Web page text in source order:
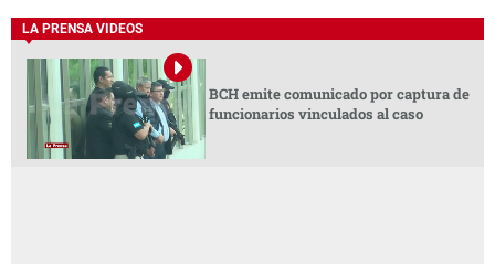
LA PRENSA VIDEOS
BCH emite comunicado por captura de
funcionarios vinculados al caso